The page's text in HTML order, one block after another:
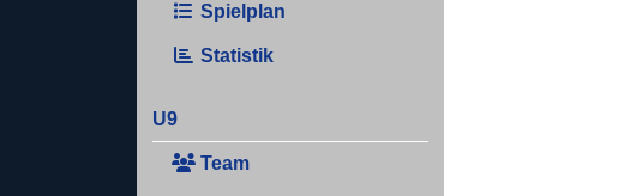
Spielplan
Statistik
U9
Team